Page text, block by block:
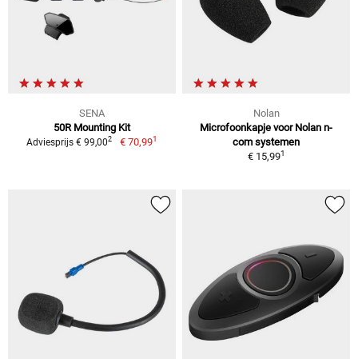
SENA
50R Mounting Kit
Adviesprijs € 99,002 € 70,991
Nolan
Microfoonkapje voor Nolan n-
com systemen
€ 15,991